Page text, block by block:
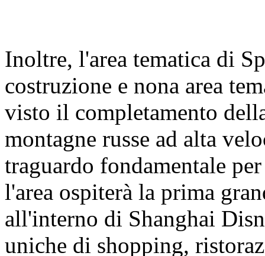
Inoltre, l'area tematica di
costruzione e nona area
visto il completamento
montagne russe ad alta
traguardo fondamentale
l'area ospiterà la prima
all'interno di Shanghai
uniche di shopping,